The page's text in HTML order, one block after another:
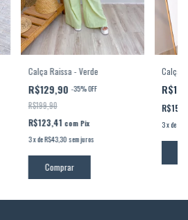
Calça Raissa - Verde
R$129,90-35%OFF
R$199,90
R$123,41 com Pix
3xdeR$43,30 sem juros
Comprar
Calça
3xde